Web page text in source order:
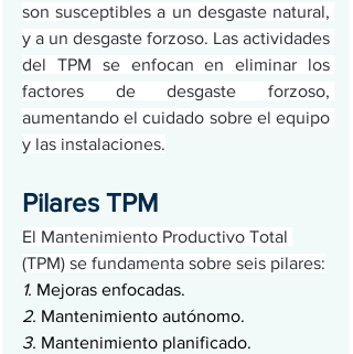
son susceptibles a un desgaste natural,
y a un desgaste forzoso. Las actividades
del TPM se enfocan en eliminar los
factores de desgaste forzoso,
aumentando el cuidado sobre el equipo
y las instalaciones.
Pilares TPM
El Mantenimiento Productivo Total
(TPM) se fundamenta sobre seis pilares:
1. Mejoras enfocadas.
2. Mantenimiento autónomo.
3. Mantenimiento planificado.